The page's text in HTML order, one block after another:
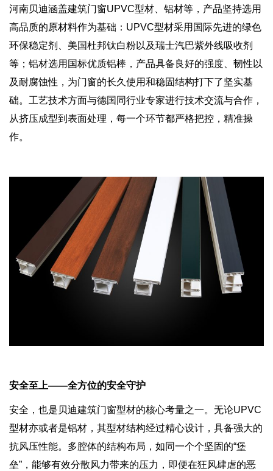
河南贝迪涵盖建筑门窗UPVC型材、铝材等，产品坚持选用
高品质的原材料作为基础：UPVC型材采用国际先进的绿色
环保稳定剂、美国杜邦钛白粉以及瑞士汽巴紫外线吸收剂
等；铝材选用国标优质铝棒，产品具备良好的强度、韧性以
及耐腐蚀性，为门窗的长久使用和稳固结构打下了坚实基
础。工艺技术方面与德国同行业专家进行技术交流与合作，
从挤压成型到表面处理，每一个环节都严格把控，精准操
作。
安全至上——全方位的安全守护
安全，也是贝迪建筑门窗型材的核心考量之一。无论UPVC
型材亦或者是铝材，其型材结构经过精心设计，具备强大的
抗风压性能。多腔体的结构布局，如同一个个坚固的“堡
垒”，能够有效分散风力带来的压力，即便在狂风肆虐的恶